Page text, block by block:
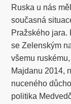
Ruska u nás
současná
Pražského jara.
se Zelenským
všemu
Majdanu 2014,
nuceného
politika